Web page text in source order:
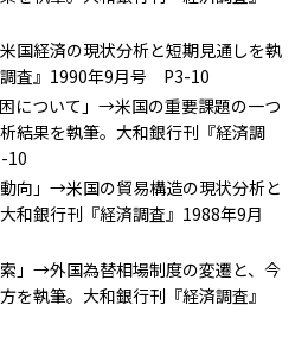
国経済の現状分析と短期見通しを執
査』1990年9月号 P3-10
困について」→米国の重要課題の一つ
結果を執筆。大和銀行刊『経済調
10
動向」→米国の貿易構造の現状分析と
和銀行刊『経済調査』1988年9月
索」→外国為替相場制度の変遷と、今
を執筆。大和銀行刊『経済調査』